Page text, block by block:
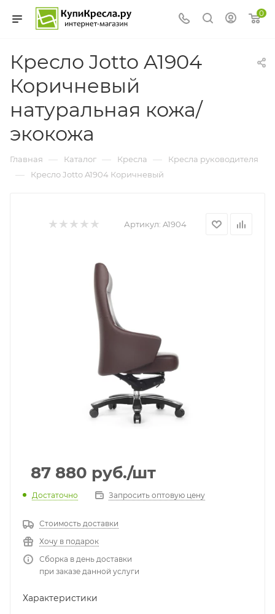
0
Кресло Jotto A1904
Коричневый
натуральная кожа/
экокожа
Главная — Каталог — Кресла — Кресла руководителя
— Кресло Jotto A1904 Коричневый
Артикул: A1904
87 880 руб./шт
Достаточно Запросить оптовую цену
Стоимость доставки
Хочу в подарок
Сборка в день доставки
при заказе данной услуги
Характеристики